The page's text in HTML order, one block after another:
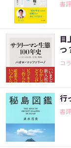
書評
目
つ
コ
行
書評